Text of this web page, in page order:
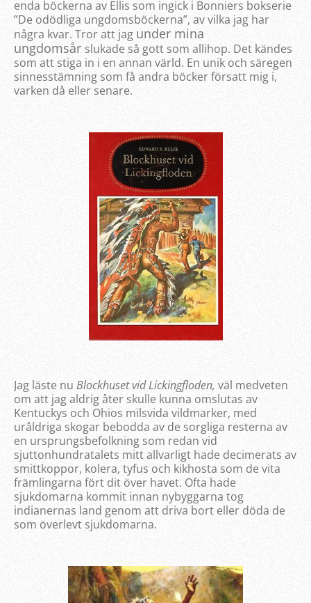
enda böckerna av Ellis som ingick i Bonniers bokserie
”De odödliga ungdomsböckerna”, av vilka jag har
några kvar. Tror att jag under mina
ungdomsår slukade så gott som allihop. Det kändes
som att stiga in i en annan värld. En unik och säregen
sinnesstämning som få andra böcker försatt mig i,
varken då eller senare.
Jag läste nu Blockhuset vid Lickingfloden, väl medveten
om att jag aldrig åter skulle kunna omslutas av
Kentuckys och Ohios milsvida vildmarker, med
uråldriga skogar bebodda av de sorgliga resterna av
en ursprungsbefolkning som redan vid
sjuttonhundratalets mitt allvarligt hade decimerats av
smittkoppor, kolera, tyfus och kikhosta som de vita
främlingarna fört dit över havet. Ofta hade
sjukdomarna kommit innan nybyggarna tog
indianernas land genom att driva bort eller döda de
som överlevt sjukdomarna.